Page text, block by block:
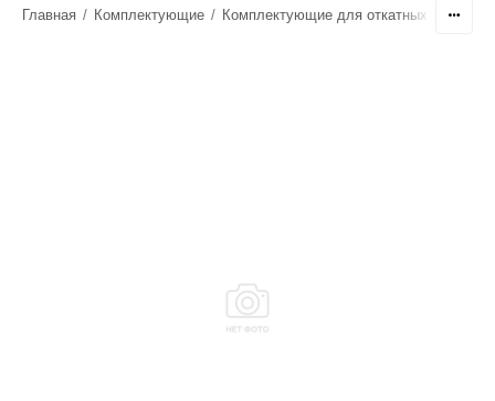
Главная / Комплектующие / Комплектующие для откатных ворот